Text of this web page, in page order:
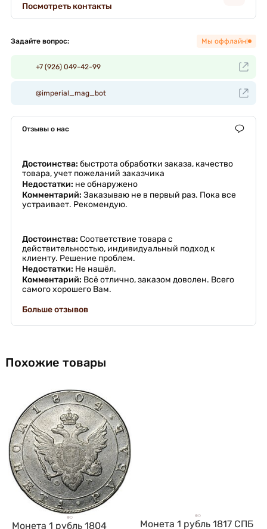
Посмотреть контакты
Задайте вопрос: Мы оффлайн!
+7 (926) 049-42-99
@imperial_mag_bot
Отзывы о нас
Достоинства: быстрота обработки заказа, качество
товара, учет пожеланий заказчика
Недостатки: не обнаружено
Комментарий: Заказываю не в первый раз. Пока все
устраивает. Рекомендую.
Достоинства: Соответствие товара с
действительностью, индивидуальный подход к
клиенту. Решение проблем.
Недостатки: Не нашёл.
Комментарий: Всё отлично, заказом доволен. Всего
самого хорошего Вам.
Больше отзывов
Похожие товары
Монета 1 рубль 1804 Монета 1 рубль 1817 СПБ